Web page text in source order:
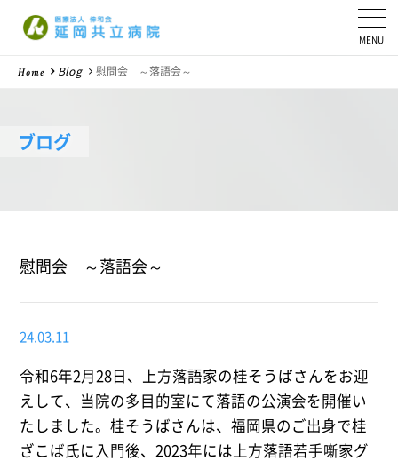
ブログ
Home Blog 慰問会 ～落語会～
慰問会 ～落語会～
24.03.11
令和6年2月28日、上方落語家の桂そうばさんをお迎
えして、当院の多目的室にて落語の公演会を開催い
たしました。桂そうばさんは、福岡県のご出身で桂
ざこば氏に入門後、2023年には上方落語若手噺家グ